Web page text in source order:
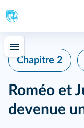
Chapitre 2
Roméo et
devenue